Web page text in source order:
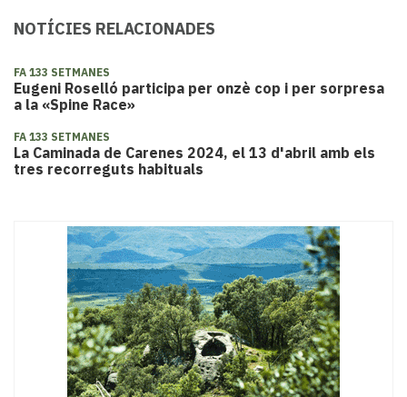
NOTÍCIES RELACIONADES
FA 133 SETMANES
Eugeni Roselló participa per onzè cop i per sorpresa
a la «Spine Race»
FA 133 SETMANES
La Caminada de Carenes 2024, el 13 d'abril amb els
tres recorreguts habituals